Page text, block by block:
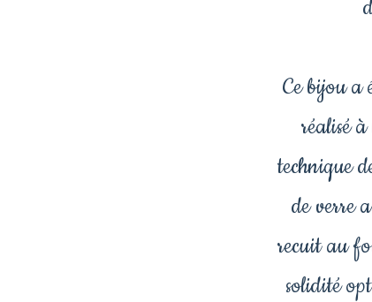
Ce bijou a
réalisé
technique
de verre
recuit au
solidité